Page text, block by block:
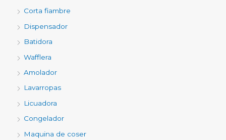
Corta fiambre
Dispensador
Batidora
Wafflera
Amolador
Lavarropas
Licuadora
Congelador
Maquina de coser